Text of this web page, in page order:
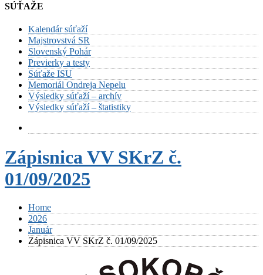
SÚŤAŽE
Kalendár súťaží
Majstrovstvá SR
Slovenský Pohár
Previerky a testy
Súťaže ISU
Memoriál Ondreja Nepelu
Výsledky súťaží – archív
Výsledky súťaží – štatistiky
Zápisnica VV SKrZ č.
01/09/2025
Home
2026
Január
Zápisnica VV SKrZ č. 01/09/2025